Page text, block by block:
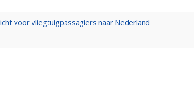
voor vliegtuigpassagiers naar Nederland